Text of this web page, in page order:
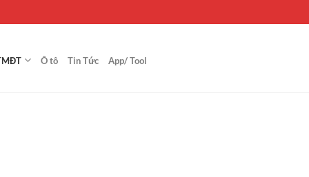
Ô tô Tin Tức App/ Tool